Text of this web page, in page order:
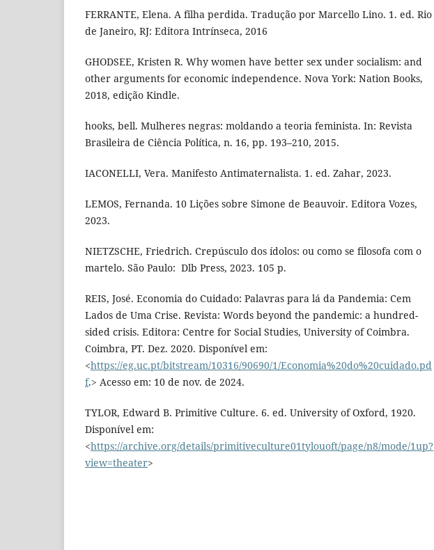
FERRANTE, Elena. A filha perdida. Tradução por Marcello Lino. 1. ed. Rio
de Janeiro, RJ: Editora Intrínseca, 2016
GHODSEE, Kristen R. Why women have better sex under socialism: and
other arguments for economic independence. Nova York: Nation Books,
2018, edição Kindle.
hooks, bell. Mulheres negras: moldando a teoria feminista. In: Revista
Brasileira de Ciência Política, n. 16, pp. 193–210, 2015.
IACONELLI, Vera. Manifesto Antimaternalista. 1. ed. Zahar, 2023.
LEMOS, Fernanda. 10 Lições sobre Simone de Beauvoir. Editora Vozes,
2023.
NIETZSCHE, Friedrich. Crepúsculo dos ídolos: ou como se filosofa com o
martelo. São Paulo: ‎ Dlb Press, 2023. 105 p.
REIS, José. Economia do Cuidado: Palavras para lá da Pandemia: Cem
Lados de Uma Crise. Revista: Words beyond the pandemic: a hundred-
sided crisis. Editora: Centre for Social Studies, University of Coimbra.
Coimbra, PT. Dez. 2020. Disponível em:
<https://eg.uc.pt/bitstream/10316/90690/1/Economia%20do%20cuidado.pd
f.> Acesso em: 10 de nov. de 2024.
TYLOR, Edward B. Primitive Culture. 6. ed. University of Oxford, 1920.
Disponível em:
<https://archive.org/details/primitiveculture01tylouoft/page/n8/mode/1up?
view=theater>